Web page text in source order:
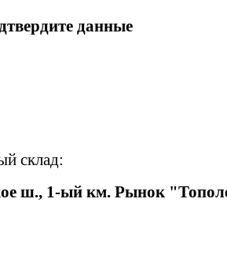
данные
склад:
ш., 1-ый км. Рынок